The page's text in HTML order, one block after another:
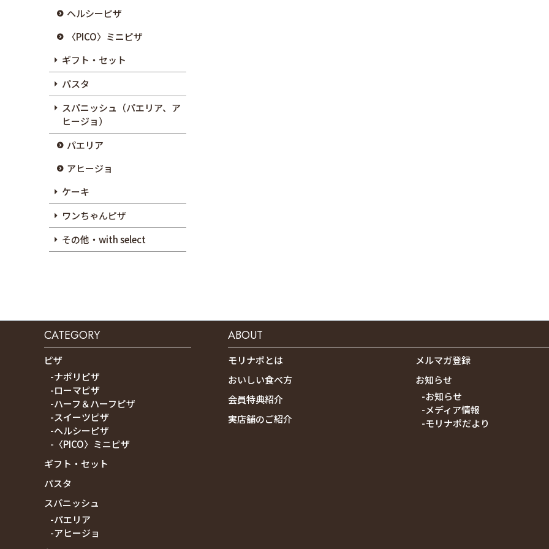
ヘルシーピザ
〈PICO〉ミニピザ
ギフト・セット
パスタ
スパニッシュ（パエリア、ア
ヒージョ）
パエリア
アヒージョ
ケーキ
ワンちゃんピザ
その他・with select
CATEGORY
ピザ
-ナポリピザ
-ローマピザ
-ハーフ＆ハーフピザ
-スイーツピザ
-ヘルシーピザ
-〈PICO〉ミニピザ
ギフト・セット
パスタ
スパニッシュ
-パエリア
-アヒージョ
ABOUT
モリナポとは
おいしい食べ方
会員特典紹介
実店舗のご紹介
メルマガ登録
お知らせ
-お知らせ
-メディア情報
-モリナポだより